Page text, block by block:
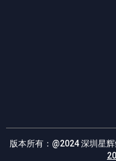
版本所有：@2024 深圳星